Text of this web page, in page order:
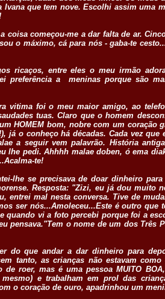
Ivana que tem nove. Escolhi assim uma
coisa começou-me a dar falta de ar.
o máximo, cá para nós - gaba-te
ricaços, entre eles o meu irmão
preferência a meninas porque são
vitima foi o meu maior amigo, ao
tuas. Claro que o homem
HOMEM bom, nobre com um coração
já o conheço há décadas. Cada vez
a seguir vem palavrão. História
pedi. Ahhhh malae doben, ó ema
te!
lhe se precisava de doar dinheiro
Resposta: "Zizi, eu já dou muito
entrei mal nesta conversa. Tive de
ser nós...Amoleceu...Este é outro que
quando vi a foto percebi porque foi a
pensava."Tem o nome de um dos Três
do que andar a dar dinheiro para
tanto, as crianças não estavam
roer, mas é uma pessoa MUITO
mesmo) e trabalham em prol das
o coração de ouro, apadrinhou um